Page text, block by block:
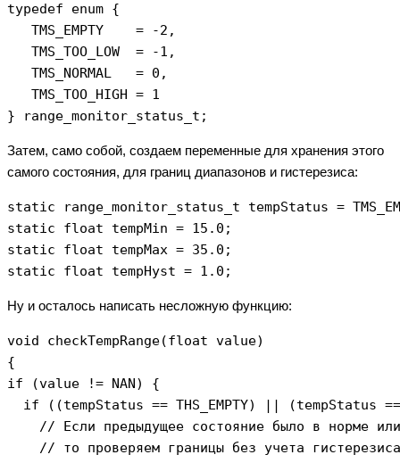
typedef enum {
   TMS_EMPTY    = -2,
   TMS_TOO_LOW  = -1,
   TMS_NORMAL   = 0,
   TMS_TOO_HIGH = 1
} range_monitor_status_t;
Затем, само собой, создаем переменные для хранения этого
самого состояния, для границ диапазонов и гистерезиса:
static range_monitor_status_t tempStatus =
static float tempMin = 15.0;
static float tempMax = 35.0;
static float tempHyst = 1.0;
Ну и осталось написать несложную функцию:
void сheckTempRange(float value)
{
if (value != NAN) {
if ((tempStatus == THS_EMPTY) || (tempStatus
// Если предыдущее состояние было в норме
// то проверяем границы без учета